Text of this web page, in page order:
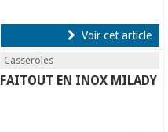
Voir cet article
Casseroles
FAITOUT EN INOX MILADY